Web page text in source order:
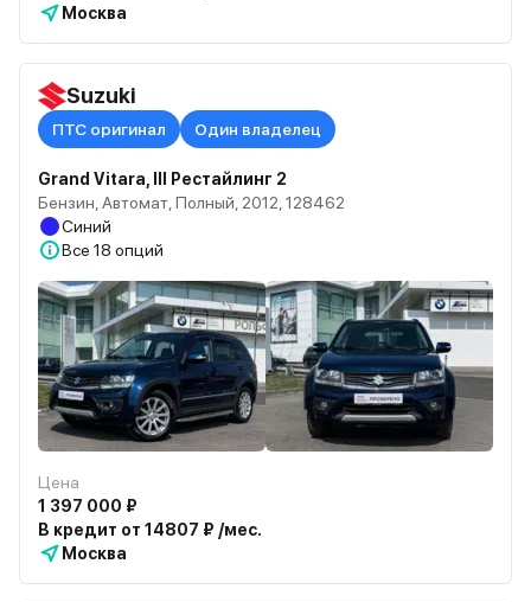
Москва
Suzuki
ПТС оригинал Один владелец
Grand Vitara, III Рестайлинг 2
Бензин, Автомат, Полный, 2012, 128462
Синий
Все 18 опций
Цена
1 397 000 ₽
В кредит от 14807 ₽ /мес.
Москва